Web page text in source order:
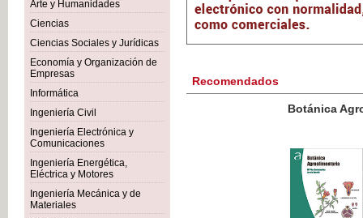
Arte y Humanidades
Ciencias
Ciencias Sociales y Jurídicas
Economía y Organización de
Empresas
Informática
Ingeniería Civil
Ingeniería Electrónica y
Comunicaciones
Ingeniería Energética,
Eléctrica y Motores
Ingeniería Mecánica y de
Materiales
Recomendados
Botánica Agroalimentaria
IVA